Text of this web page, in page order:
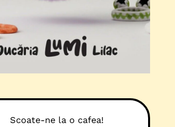
Scoate-ne la o cafea!